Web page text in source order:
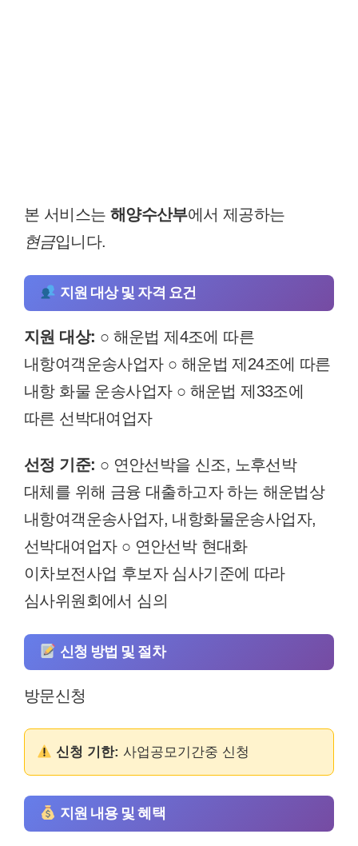
본 서비스는 해양수산부에서 제공하는
현금입니다.
지원 대상 및 자격 요건
지원 대상: ○ 해운법 제4조에 따른
내항여객운송사업자 ○ 해운법 제24조에 따른
내항 화물 운송사업자 ○ 해운법 제33조에
따른 선박대여업자
선정 기준: ○ 연안선박을 신조, 노후선박
대체를 위해 금융 대출하고자 하는 해운법상
내항여객운송사업자, 내항화물운송사업자,
선박대여업자 ○ 연안선박 현대화
이차보전사업 후보자 심사기준에 따라
심사위원회에서 심의
신청 방법 및 절차
방문신청
신청 기한: 사업공모기간중 신청
지원 내용 및 혜택